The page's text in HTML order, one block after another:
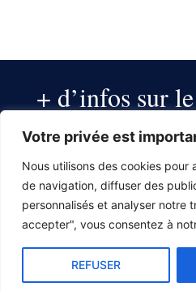
Votre privée est
Nous utilisons des cookies pour
de navigation, diffuser des
personnalisés et analyser notre
accepter", vous consentez à
REFUSER
+ d’infos sur
LE MARIAGE